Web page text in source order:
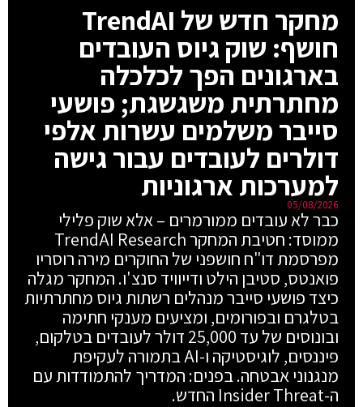
מחקר חדש של TrendAI
חושף: שוק גיוס העובדים
בארגונים הפך לכלכלה
מחתרתית משגשגת; פושעי
סייבר משלמים עשרות אלפי
דולרים לעובדים עבור גישה
למערכות ארגוניות
05/08/2026
כבר לא עובדים ממורמרים – אלא שוק פלילי
ממוסד: חטיבת המחקר TrendAI Research
מפרסמת דו"ח חושפני של החוקרים מירה רוסריו
פואנטס, סטיבן הילט ודייוויד סנצ'ו. המחקר מגלה
כיצד פושעי סייבר מנהלים רשתות גיוס מחתרתיות
בטלגרם ובפורומים, ומציעים מענקי חתימה
ובונוסים של עד 25,000 דולר לעובדים בטלקום,
פיננסים, לוגיסטיקה ו-AI בתמורה לעקיפת
מנגנוני אבטחה. בפנים: המדריך להתמודדות עם
ה-Insider Threat החדש.